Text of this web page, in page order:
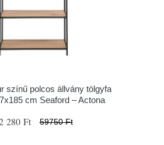
színű polcos állvány tölgyfa
cm Seaford – Actona
280 Ft 59750 Ft